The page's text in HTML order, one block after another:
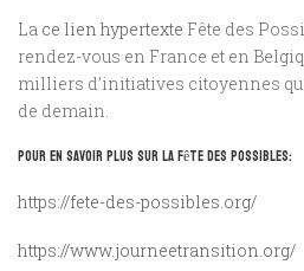
La ce lien hypertexte Fête des
rendez-vous en France et en
milliers d’initiatives citoyennes
de demain.
Pour en savoir plus sur la fête des possibles:
https://fete-des-possibles.org/
https://www.journeetransition.org/